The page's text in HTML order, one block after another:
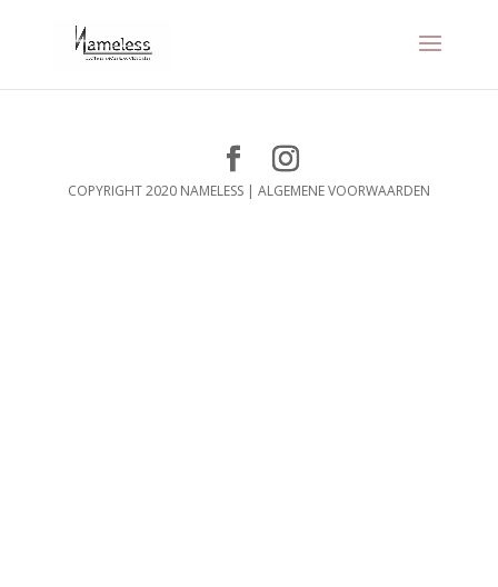
COPYRIGHT 2020 NAMELESS | ALGEMENE VOORWAARDEN